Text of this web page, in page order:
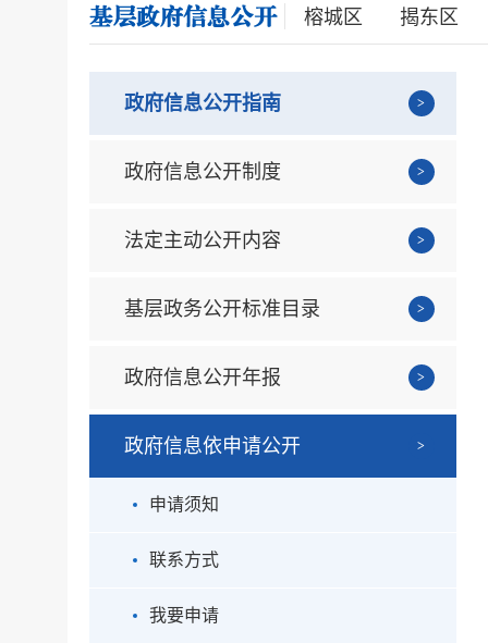
榕城区 揭东区
政府信息公开指南
政府信息公开制度
法定主动公开内容
基层政务公开标准目录
政府信息公开年报
政府信息依申请公开
申请须知
联系方式
我要申请